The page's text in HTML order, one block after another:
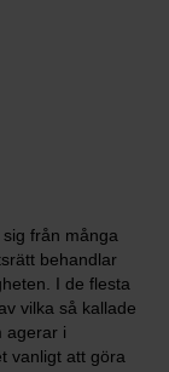
från många
behandlar
I de flesta
vilka så kallade
agerar i
vanligt att göra